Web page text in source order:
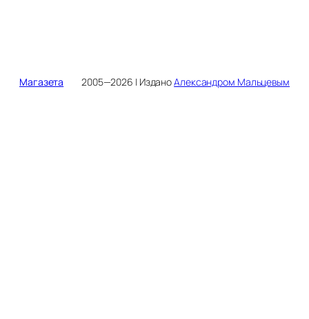
Магазета 2005—2026 | ИзданоАлександром Мальцевым